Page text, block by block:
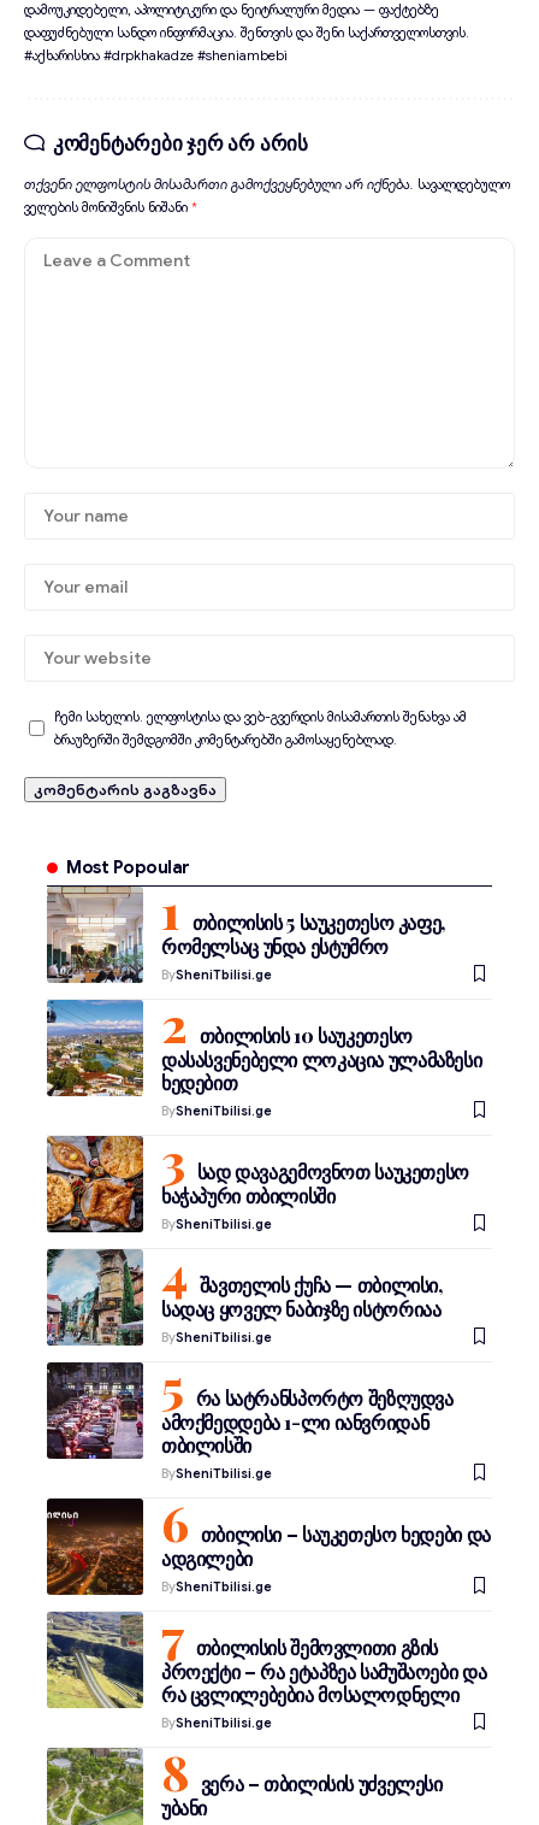
დამოუკიდებელი, აპოლიტიკური და ნეიტრალური მედია — ფაქტებზე
დაფუძნებული სანდო ინფორმაცია. შენთვის და შენი საქართველოსთვის.
#აქხარისხია #drpkhakadze #sheniambebi
კომენტარები ჯერ არ არის
თქვენი ელფოსტის მისამართი გამოქვეყნებული არ იქნება. სავალდებულო
ველების მონიშვნის ნიშანი *
ჩემი სახელის. ელფოსტისა და ვებ-გვერდის მისამართის შენახვა ამ
ბრაუზერში შემდგომში კომენტარებში გამოსაყენებლად.
Most Popoular
თბილისის 5 საუკეთესო კაფე,
რომელსაც უნდა ესტუმრო
BySheniTbilisi.ge
თბილისის 10 საუკეთესო
დასასვენებელი ლოკაცია ულამაზესი
ხედებით
BySheniTbilisi.ge
სად დავაგემოვნოთ საუკეთესო
ხაჭაპური თბილისში
BySheniTbilisi.ge
შავთელის ქუჩა — თბილისი,
სადაც ყოველ ნაბიჯზე ისტორიაა
BySheniTbilisi.ge
რა სატრანსპორტო შეზღუდვა
ამოქმედდება 1-ლი იანვრიდან
თბილისში
BySheniTbilisi.ge
თბილისი – საუკეთესო ხედები და
ადგილები
BySheniTbilisi.ge
თბილისის შემოვლითი გზის
პროექტი – რა ეტაპზეა სამუშაოები და
რა ცვლილებებია მოსალოდნელი
BySheniTbilisi.ge
ვერა – თბილისის უძველესი
უბანი